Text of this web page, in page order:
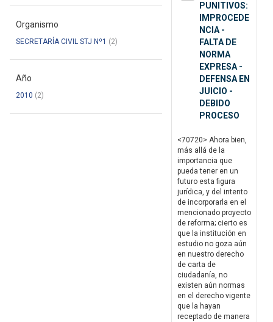
Organismo
SECRETARÍA CIVIL STJ Nº1 (2)
Año
2010 (2)
PUNITIVOS:
IMPROCEDE
NCIA -
FALTA DE
NORMA
EXPRESA -
DEFENSA EN
JUICIO -
DEBIDO
PROCESO
<70720> Ahora bien,
más allá de la
importancia que
pueda tener en un
futuro esta figura
jurídica, y del intento
de incorporarla en el
mencionado proyecto
de reforma; cierto es
que la institución en
estudio no goza aún
en nuestro derecho
de carta de
ciudadanía, no
existen aún normas
en el derecho vigente
que la hayan
receptado de manera